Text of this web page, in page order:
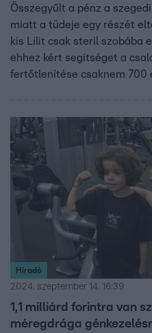
Összegyűlt a pénz a
miatt a tüdeje egy részét
kis Lilit csak steril szobába
ehhez kért segítséget a
fertőtlenítése csaknem 700
véget, a műtétnél ugyanis
Híradó
2024. szeptember 14. 16:39
1,1 milliárd forintra van
méregdrága